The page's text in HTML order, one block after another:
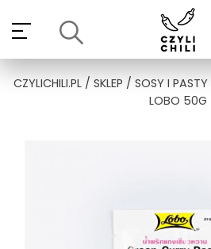
content
CZYLICHILI.PL / SKLEP / SOSY I PASTY
LOBO 50G